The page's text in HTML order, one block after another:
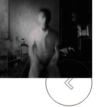
If Tomorrow Never
Comes
京都芸術センター